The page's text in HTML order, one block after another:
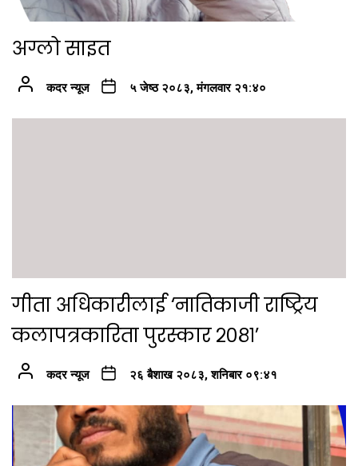
अग्लो साइत
कदर न्यूज ५ जेष्ठ २०८३, मंगलवार २१:४०
गीता अधिकारीलाई ‘नातिकाजी राष्ट्रिय
कलापत्रकारिता पुरस्कार २०८१’
कदर न्यूज २६ बैशाख २०८३, शनिबार ०९:४१